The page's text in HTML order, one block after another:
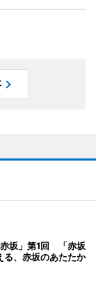
坂」第1回 「赤坂
る、赤坂のあたたか